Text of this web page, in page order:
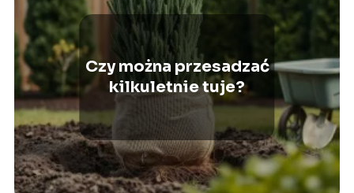
Czy można przesadzać
kilkuletnie tuje?